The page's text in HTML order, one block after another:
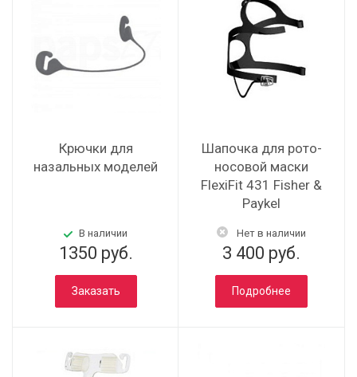
Крючки для
назальных моделей
В наличии
1350 руб.
Заказать
Шапочка для рото-
носовой маски
FlexiFit 431 Fisher &
Paykel
Нет в наличии
3 400 руб.
Подробнее